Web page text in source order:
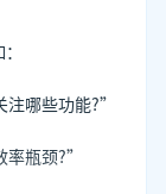
哪些功能?”
瓶颈?”